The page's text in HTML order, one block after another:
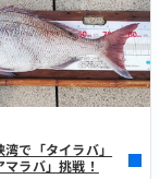
で「タイラバ」
ラバ」挑戦！